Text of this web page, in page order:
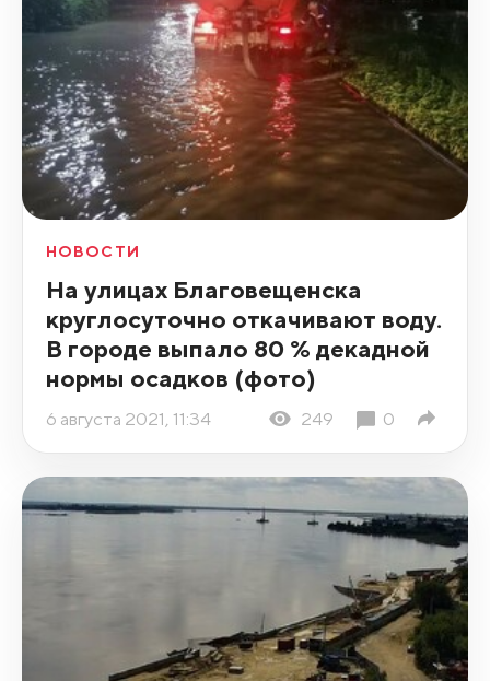
НОВОСТИ
На улицах Благовещенска
круглосуточно откачивают воду.
В городе выпало 80 % декадной
нормы осадков (фото)
6 августа 2021, 11:34 249 0